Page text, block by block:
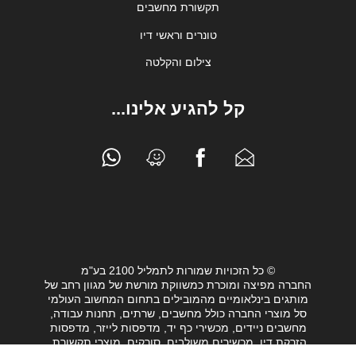
תקשורת מחשבים
טונרים וראשי דיו
צילום והקלטה
קל להגיע אלינו...
© כל הזכויות שמורות לתמליל 2100 בע"מ
החברה מפיצה ומוכרת כמשווקת מורשת של מגוון רחב של
מותגים בינלאומיים מהמובילים בתחום המחשוב העולמי
סל מוצרי החברה כולל מחשבים, שרתים, תחנות עבודה,
מחשבים ניידים, מכשירי כף יד, מדפסות לייזר, מדפסות
הזרקת דיו, מכשירים משולבים, סורקים, מוצרי תקשורת,